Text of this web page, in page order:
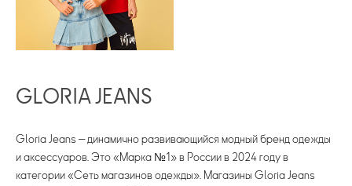
GLORIA JEANS
Gloria Jeans — динамично развивающийся модный бренд одежды
и аксессуаров. Это «Марка №1» в России в 2024 году в
категории «Сеть магазинов одежды». Магазины Gloria Jeans